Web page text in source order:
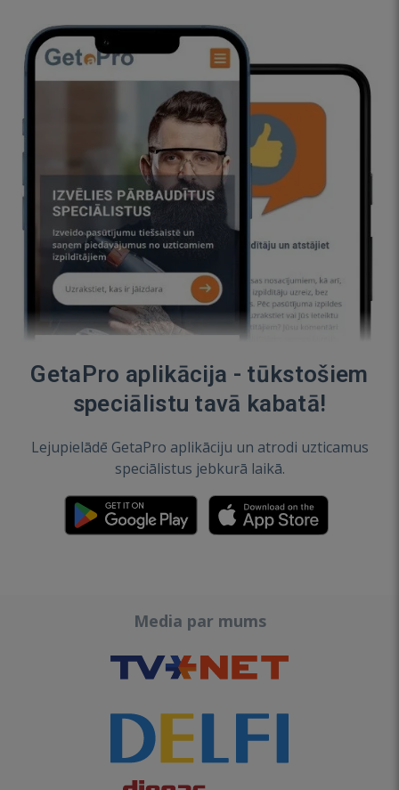
GetaPro aplikācija - tūkstošiem
speciālistu tavā kabatā!
Lejupielādē GetaPro aplikāciju un atrodi uzticamus
speciālistus jebkurā laikā.
Media par mums